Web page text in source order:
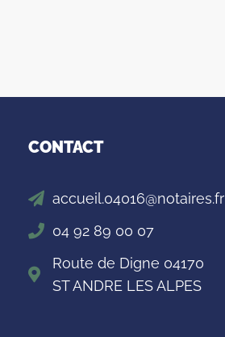
CONTACT
accueil.04016@notaires.fr
04 92 89 00 07
Route de Digne 04170
ST ANDRE LES ALPES